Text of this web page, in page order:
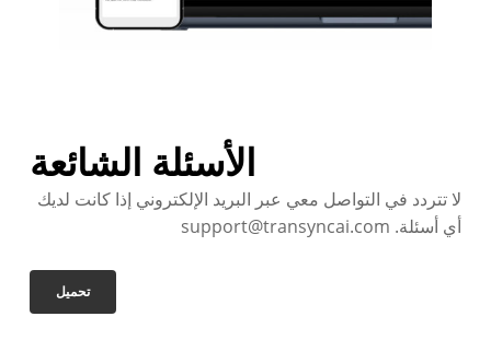
الأسئلة الشائعة
لا تتردد في التواصل معي عبر البريد الإلكتروني إذا كانت لديك
أي أسئلة. support@transyncai.com
تحميل